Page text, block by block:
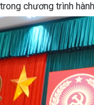
chương trình